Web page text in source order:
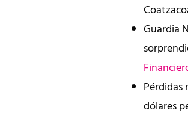
Guardia
Pérdidas
dólares